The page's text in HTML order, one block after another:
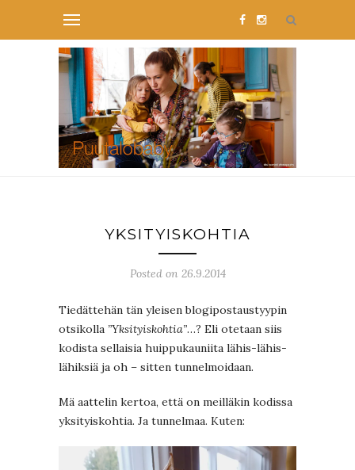
YKSITYISKOHTIA
Posted on 26.9.2014
Tiedättehän tän yleisen blogipostaustyypin
otsikolla ”Yksityiskohtia”…? Eli otetaan siis
kodista sellaisia huippukauniita lähis-lähis-
lähiksiä ja oh – sitten tunnelmoidaan.
Mä aattelin kertoa, että on meilläkin kodissa
yksityiskohtia. Ja tunnelmaa. Kuten: